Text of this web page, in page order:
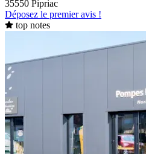
35550 Pipriac
Déposez le premier avis !
top notes